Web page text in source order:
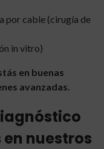
por cable (cirugía de
in vitro)
en buenas
avanzadas.
nuestros